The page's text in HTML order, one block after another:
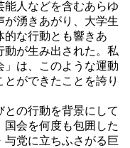
能人などを含むあらゆ
が湧きあがり、大学生
的な行動とも響きあ
動が生み出された。私
」は、このような運動
ができたことを誇り
との行動を背景にして
国会を何度も包囲した
与党に立ちふさがる巨